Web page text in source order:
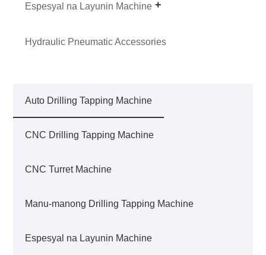
Espesyal na Layunin Machine
Hydraulic Pneumatic Accessories
Auto Drilling Tapping Machine
CNC Drilling Tapping Machine
CNC Turret Machine
Manu-manong Drilling Tapping Machine
Espesyal na Layunin Machine